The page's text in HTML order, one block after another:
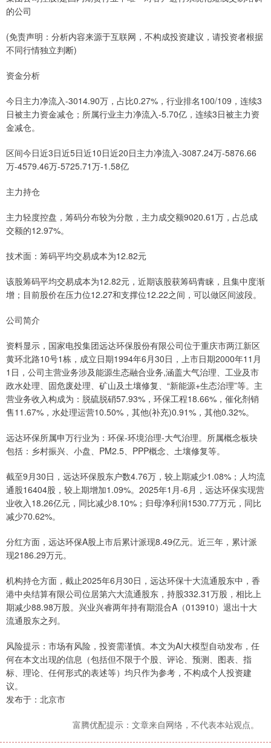
的公司
(免责声明：分析内容来源于互联网，不构成投资建议，请投资者根据
不同行情独立判断)
资金分析
今日主力净流入-3014.90万，占比0.27%，行业排名100/109，连续3
日被主力资金减仓；所属行业主力净流入-5.70亿，连续3日被主力资
金减仓。
区间今日近3日近5日近10日近20日主力净流入-3087.24万-5876.66
万-4579.46万-5725.71万-1.58亿
主力持仓
主力轻度控盘，筹码分布较为分散，主力成交额9020.61万，占总成
交额的12.97%。
技术面：筹码平均交易成本为12.82元
该股筹码平均交易成本为12.82元，近期该股获筹码青睐，且集中度渐
增；目前股价在压力位12.27和支撑位12.22之间，可以做区间波段。
公司简介
资料显示，国家电投集团远达环保股份有限公司位于重庆市两江新区
黄环北路10号1栋，成立日期1994年6月30日，上市日期2000年11月
1日，公司主营业务涉及能源生态融合业务,涵盖大气治理、工业及市
政水处理、固危废处理、矿山及土壤修复、“新能源+生态治理”等。主
营业务收入构成为：脱硫脱硝57.93%，环保工程18.66%，催化剂销
售11.67%，水处理运营10.50%，其他(补充)0.91%，其他0.32%。
远达环保所属申万行业为：环保-环境治理-大气治理。所属概念板块
包括：乡村振兴、小盘、PM2.5、PPP概念、土壤修复等。
截至9月30日，远达环保股东户数4.76万，较上期减少1.08%；人均流
通股16404股，较上期增加1.09%。2025年1月-6月，远达环保实现营
业收入18.26亿元，同比减少8.10%；归母净利润1530.77万元，同比
减少70.62%。
分红方面，远达环保A股上市后累计派现8.49亿元。近三年，累计派
现2186.29万元。
机构持仓方面，截止2025年6月30日，远达环保十大流通股东中，香
港中央结算有限公司位居第六大流通股东，持股332.31万股，相比上
期减少88.98万股。兴业兴睿两年持有期混合A（013910）退出十大
流通股东之列。
风险提示：市场有风险，投资需谨慎。本文为AI大模型自动发布，任
何在本文出现的信息（包括但不限于个股、评论、预测、图表、指
标、理论、任何形式的表述等）均只作为参考，不构成个人投资建
议。
发布于：北京市
富腾优配提示：文章来自网络，不代表本站观点。